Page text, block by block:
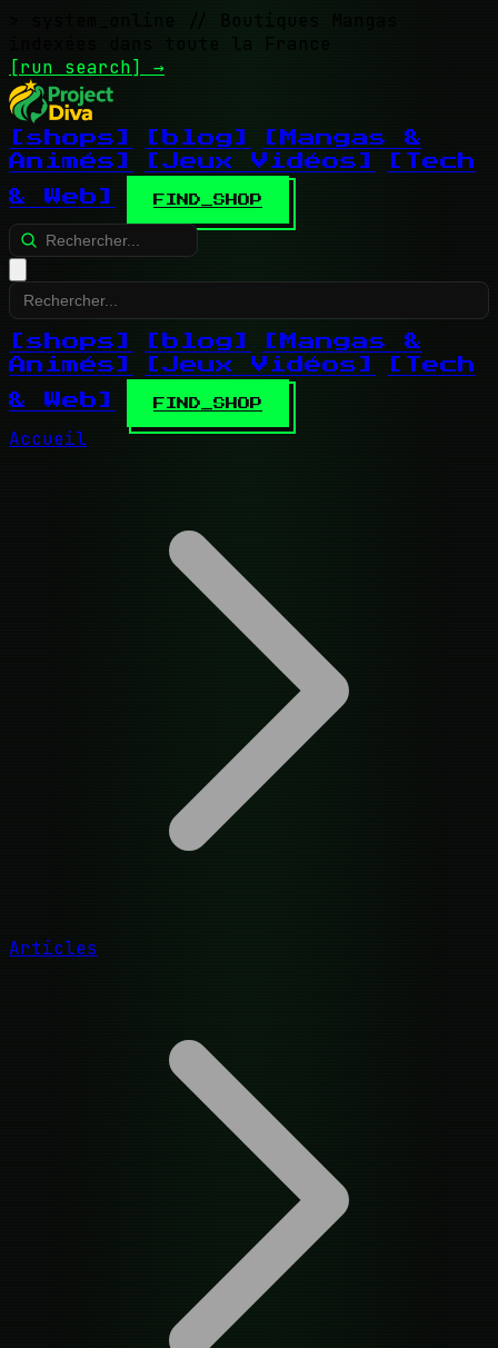
// Boutiques Mangas
indexées dans toute la France
[run search] →
[shops] [blog]
[Mangas &
Animés]
[Jeux Vidéos]
[Tech
& Web]
FIND_SHOP
[shops] [blog]
[Mangas &
Animés]
[Jeux Vidéos]
[Tech
& Web]
FIND_SHOP
Accueil
Articles